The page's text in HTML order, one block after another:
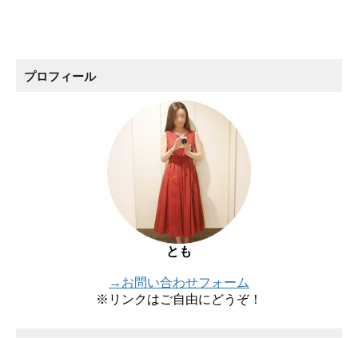
プロフィール
とも
→お問い合わせフォーム
※リンクはご自由にどうぞ！